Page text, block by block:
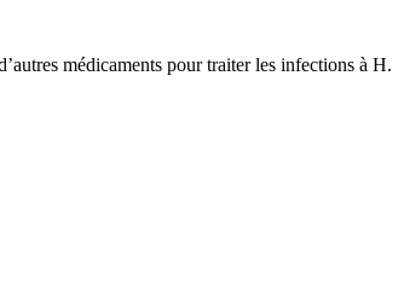
médicaments pour traiter les infections à H.